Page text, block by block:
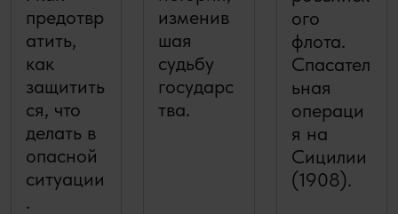
предотвр
атить,
как
защитить
ся, что
делать в
опасной
ситуации
.
изменив
шая
судьбу
государс
тва.
ого
флота.
Спасател
ьная
операци
я на
Сицилии
(1908).